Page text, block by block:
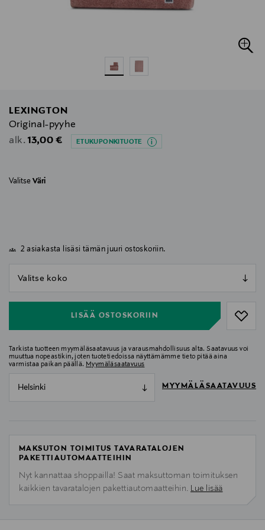
LEXINGTON
Original-pyyhe
alk. Original Price
13,00 € ETUKUPONKITUOTE
Valitse Väri
2 asiakasta lisäsi tämän juuri ostoskoriin.
LISÄÄ OSTOSKORIIN
Tarkista tuotteen myymäläsaatavuus ja varausmahdollisuus alta. Saatavuus voi
muuttua nopeastikin, joten tuotetiedoissa näyttämämme tieto pitää aina
varmistaa paikan päällä. Myymäläsaatavuus
Helsinki MYYMÄLÄSAATAVUUS
MAKSUTON TOIMITUS TAVARATALOJEN
PAKETTIAUTOMAATTEIHIN
Nyt kannattaa shoppailla! Saat maksuttoman toimituksen
kaikkien tavaratalojen pakettiautomaatteihin. Lue lisää